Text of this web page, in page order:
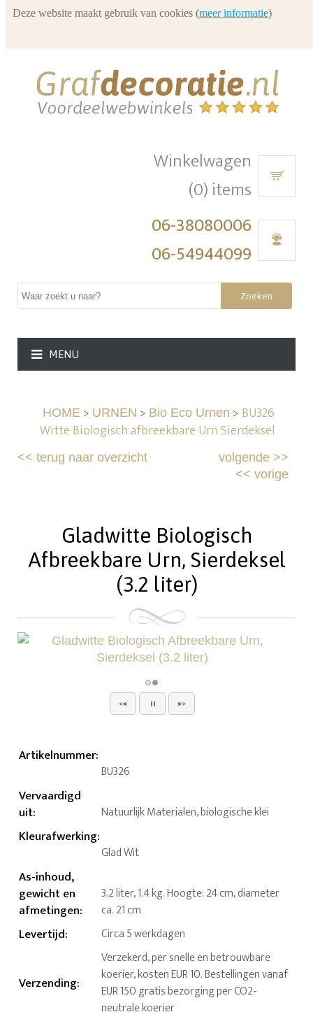
Winkelwagen
(0) items
06-38080006
06-54944099
Zoeken
MENU
HOME> URNEN > Bio Eco Urnen > BU326
Witte Biologisch afbreekbare Urn Sierdeksel
<<terug naar overzicht volgende>>
<< vorige
Gladwitte Biologisch
Afbreekbare Urn, Sierdeksel
(3.2 liter)
Artikelnummer:
BU326
Vervaardigd
uit: Natuurlijk Materialen, biologische klei
Kleurafwerking:
Glad Wit
As-inhoud,
gewicht en
afmetingen:
3.2 liter, 1.4 kg. Hoogte: 24 cm, diameter
ca. 21 cm
Levertijd: Circa 5 werkdagen
Verzending:
Verzekerd, per snelle en betrouwbare
koerier, kosten EUR 10. Bestellingen vanaf
EUR 150 gratis bezorging per CO2-
neutrale koerier
Deze website maakt gebruik van cookies (meer informatie)